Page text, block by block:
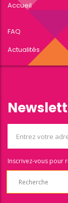
Accueil
FAQ
Actualités
Inscrivez-vous pour